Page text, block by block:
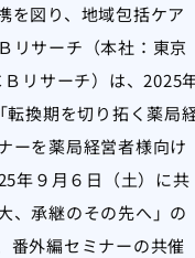
を図り、地域包括ケア
リサーチ（本社：東京
リサーチ）は、2025
転換期を切り拓く薬局
ーを薬局経営者様向け
年９月６日（土）に共
、承継のその先へ」の
番外編セミナーの共催